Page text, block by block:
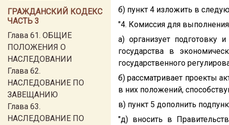
ГРАЖДАНСКИЙ КОДЕКС
ЧАСТЬ 3
Глава 61. ОБЩИЕ
ПОЛОЖЕНИЯ О
НАСЛЕДОВАНИИ
Глава 62.
НАСЛЕДОВАНИЕ ПО
ЗАВЕЩАНИЮ
Глава 63.
НАСЛЕДОВАНИЕ ПО
б) пункт 4 изложить в
"4. Комиссия для
а) организует подготовку
государства в
государственного
б) рассматривает проекты
в них положений,
в) пункт 5 дополнить
"д) вносить в